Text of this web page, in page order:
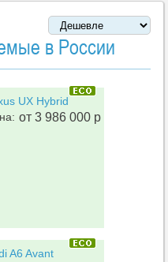
в России
UX Hybrid
от 3 986 000 р
A6 Avant